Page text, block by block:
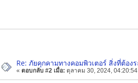
Re: ภัยคุกคามทางคอมพิวเตอร์ สิ่งที่ต้อง
« ตอบกลับ #2 เมื่อ: ตุลาคม 30, 2024, 04:20:54